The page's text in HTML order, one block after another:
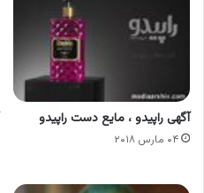
آگهی راپیدو ، مایع دست راپیدو
۰۴ مارس ۲۰۱۸